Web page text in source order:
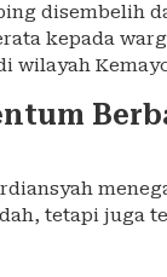
disembelih
kepada
wilayah
tetapi juga